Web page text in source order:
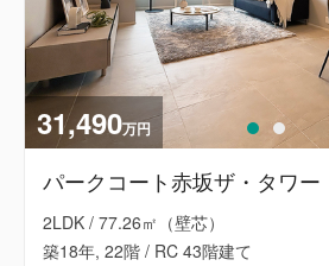
31,490万円
パークコート赤坂ザ・タワー
2LDK / 77.26㎡（壁芯）
築18年, 22階 / RC 43階建て